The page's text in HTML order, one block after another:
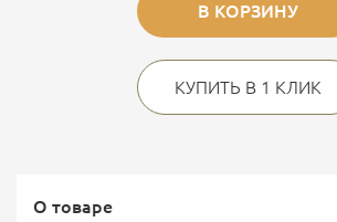
В КОРЗИНУ
КУПИТЬ В 1 КЛИК
О товаре